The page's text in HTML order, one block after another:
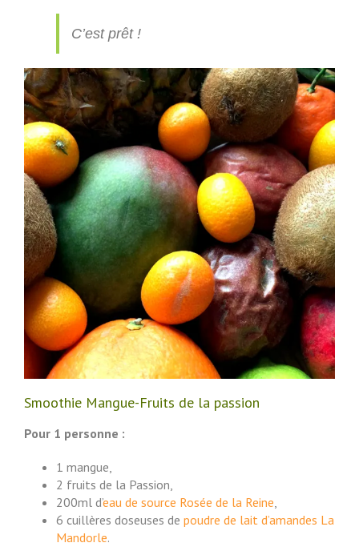
C’est prêt !
Smoothie Mangue-Fruits de la passion
Pour 1 personne :
1 mangue,
2 fruits de la Passion,
200ml d’eau de source Rosée de la Reine,
6 cuillères doseuses de poudre de lait d’amandes La
Mandorle.